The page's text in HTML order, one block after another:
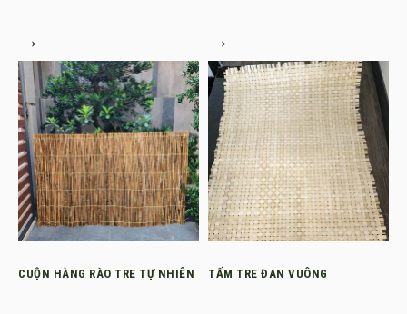
→ →
CUỘN HÀNG RÀO TRE TỰ NHIÊN TẤM TRE ĐAN VUÔNG